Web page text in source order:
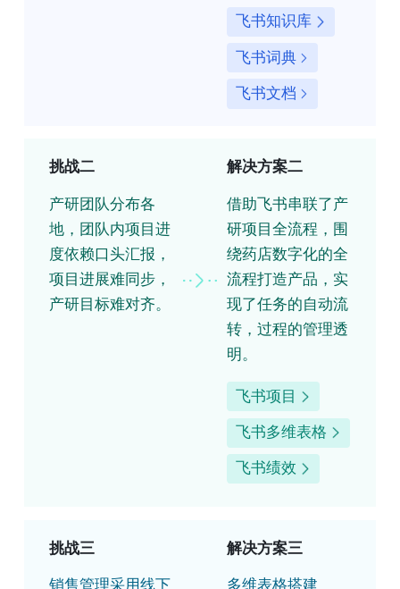
飞书知识库
飞书词典
飞书文档
挑战二
产研团队分布各
地，团队内项目进
度依赖口头汇报，
项目进展难同步，
产研目标难对齐。
解决方案二
借助飞书串联了产
研项目全流程，围
绕药店数字化的全
流程打造产品，实
现了任务的自动流
转，过程的管理透
明。
飞书项目
飞书多维表格
飞书绩效
挑战三
销售管理采用线下
解决方案三
多维表格搭建